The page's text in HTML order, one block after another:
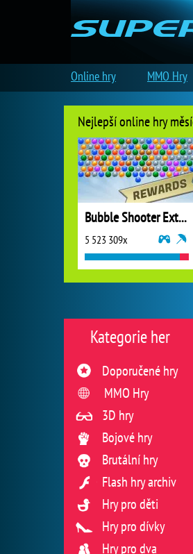
Kategorie her
Doporučené hry
MMO Hry
3D hry
Bojové hry
Brutální hry
Flash hry archiv
Hry pro děti
Hry pro dívky
Hry pro dva
Nejlepší online hry
Bubble Shooter Extreme
5 523 309x
Online hry MMO Hry